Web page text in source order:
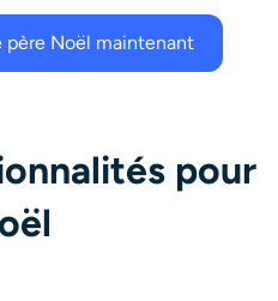
Noël maintenant
pour